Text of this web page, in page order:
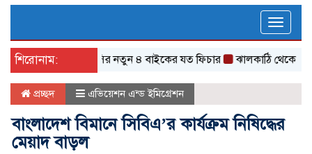
Toggle
শিরোনাম:৩৫০ সিসির নতুন ৪ বাইকের যত ফিচার ঝালকাঠি থেকে ১১ রুটে
প্রচ্ছদ এভিয়েশন এন্ড ইমিগ্রেশন
বাংলাদেশ বিমানে সিবিএ’র কার্যক্রম নিষিদ্ধের
মেয়াদ বাড়ল